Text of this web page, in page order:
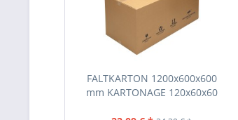
FALTKARTON 1200x600x600
mm KARTONAGE 120x60x60